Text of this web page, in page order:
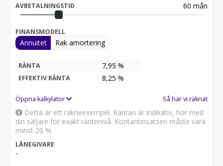
AVBETALNINGSTID 60 mån
FINANSMODELL
Annuitet Rak amortering
RÄNTA 7,95 %
EFFEKTIV RÄNTA 8,25 %
Öppna kalkylator Så har vi räknat
Detta är ett räkneexempel. Räntan är indikativ, hör med
din säljare för exakt räntenivå. Kontantinsatsen måste vara
minst 20 %.
LÅNEGIVARE
-